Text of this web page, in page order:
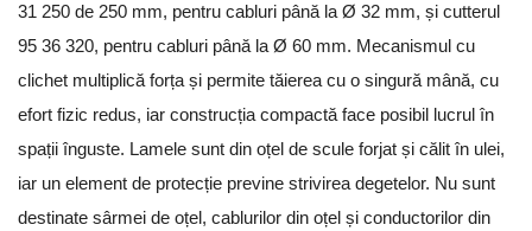
31 250 de 250 mm, pentru cabluri până la Ø 32 mm, și cutterul
95 36 320, pentru cabluri până la Ø 60 mm. Mecanismul cu
clichet multiplică forța și permite tăierea cu o singură mână, cu
efort fizic redus, iar construcția compactă face posibil lucrul în
spații înguste. Lamele sunt din oțel de scule forjat și călit în ulei,
iar un element de protecție previne strivirea degetelor. Nu sunt
destinate sârmei de oțel, cablurilor din oțel și conductorilor din